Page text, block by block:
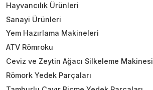
Hayvancılık Ürünleri
Sanayi Ürünleri
Yem Hazırlama Makineleri
ATV Römroku
Ceviz ve Zeytin Ağacı Silkeleme Makinesi
Römork Yedek Parçaları